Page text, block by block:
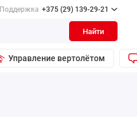
Поддержка +375 (29) 139-29-21
Найти
Управление вертолётом